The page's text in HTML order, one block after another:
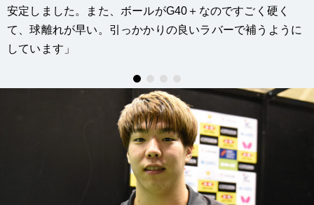
安定しました。また、ボールがG40＋なのですごく硬く
て、球離れが早い。引っかかりの良いラバーで補うように
しています」